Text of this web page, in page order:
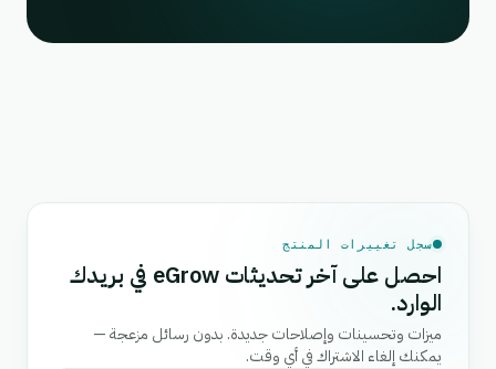
سجل تغييرات المنتج
احصل على آخر تحديثات eGrow في بريدك
الوارد.
ميزات وتحسينات وإصلاحات جديدة. بدون رسائل مزعجة —
يمكنك إلغاء الاشتراك في أي وقت.